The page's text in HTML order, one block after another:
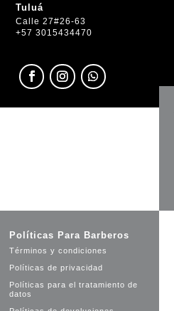
Tuluá
Calle 27#26-63
+57 3015434470
Políticas Para Barberos
Términos y condiciones
Políticas de privacidad
Políticas para el tratamiento de
datos